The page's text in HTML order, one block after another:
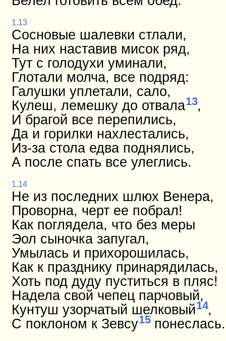
1.13
Сосновые шалевки стлали,
На них наставив мисок ряд,
Тут с голодухи уминали,
Глотали молча, все подряд:
Галушки уплетали, сало,
Кулеш, лемешку до отвала13,
И брагой все перепились,
Да и горилки нахлестались,
Из-за стола едва поднялись,
А после спать все улеглись.
1.14
Не из последних шлюх Венера,
Проворна, черт ее побрал!
Как поглядела, что без меры
Эол сыночка запугал,
Умылась и прихорошилась,
Как к празднику принарядилась,
Хоть под дуду пуститься в пляс!
Надела свой чепец парчовый,
Кунтуш узорчатый шелковый14,
С поклоном к Зевсу15понеслась.